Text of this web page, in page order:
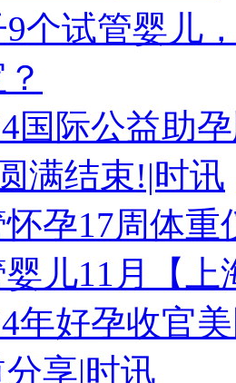
9个试管婴儿
国际公益助
满结束!|时讯
孕17周体
儿11月【
年好孕收官
享|时讯